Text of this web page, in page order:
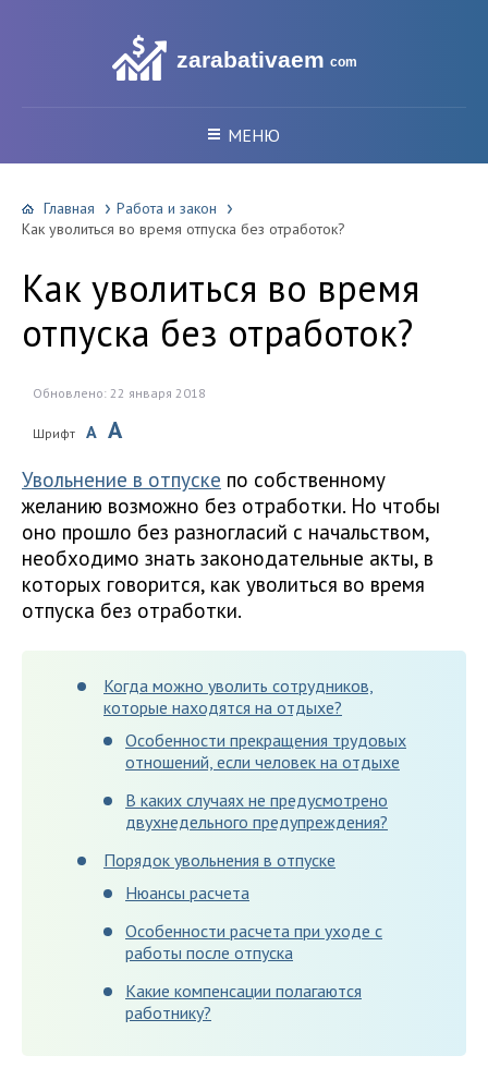
zarabativaem com
МЕНЮ
Главная
Работа и закон
Как уволиться во время отпуска без отработок?
Как уволиться во время
отпуска без отработок?
Обновлено: 22 января 2018
Шрифт A A
Увольнение в отпуске по собственному
желанию возможно без отработки. Но чтобы
оно прошло без разногласий с начальством,
необходимо знать законодательные акты, в
которых говорится, как уволиться во время
отпуска без отработки.
Когда можно уволить сотрудников,
которые находятся на отдыхе?
Особенности прекращения трудовых
отношений, если человек на отдыхе
В каких случаях не предусмотрено
двухнедельного предупреждения?
Порядок увольнения в отпуске
Нюансы расчета
Особенности расчета при уходе с
работы после отпуска
Какие компенсации полагаются
работнику?